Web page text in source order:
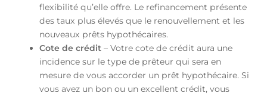
flexibilité qu’elle offre. Le refinancement présente
des taux plus élevés que le renouvellement et les
nouveaux prêts hypothécaires.
Cote de crédit– Votre cote de crédit aura une
incidence sur le type de prêteur qui sera en
mesure de vous accorder un prêt hypothécaire. Si
vous avez un bon ou un excellent crédit, vous